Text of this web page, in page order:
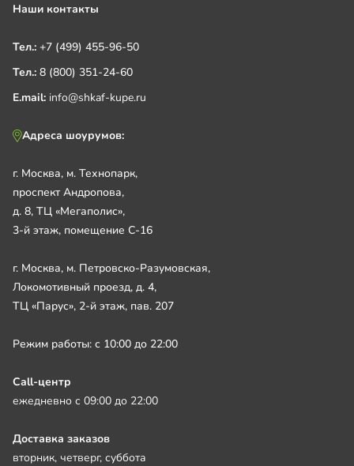
Наши контакты
Тел.: +7 (499) 455-96-50
Тел.: 8 (800) 351-24-60
E.mail: info@shkaf-kupe.ru
Адреса шоурумов:
г. Москва, м. Технопарк,
проспект Андропова,
д. 8, ТЦ «Мегаполис»,
3-й этаж, помещение С-16
г. Москва, м. Петровско-Разумовская,
Локомотивный проезд, д. 4,
ТЦ «Парус», 2-й этаж, пав. 207
Режим работы: с 10:00 до 22:00
Call-центр
ежедневно с 09:00 до 22:00
Доставка заказов
вторник, четверг, суббота